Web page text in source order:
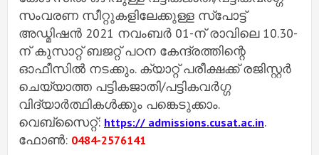
സംവരണ സീറ്റുകളിലേക്കുള്ള സ്പോട്ട്
അഡ്മിഷന്‍ 2021 നവംബര്‍ 01-ന് രാവിലെ 10.30-
ന് കുസാറ്റ് ബജറ്റ് പഠന കേന്ദ്രത്തിന്റെ
ഓഫീസില്‍ നടക്കും. ക്യാറ്റ് പരീക്ഷക്ക് രജിസ്റ്റര്‍
ചെയ്യാത്ത പട്ടികജാതി/പട്ടികവര്‍ഗ്ഗ
വിദ്യാര്‍ത്ഥികള്‍ക്കും പങ്കെടുക്കാം.
വെബ്സൈറ്റ്: https:// admissions.cusat.ac.in.
ഫോണ്‍: 0484-2576141